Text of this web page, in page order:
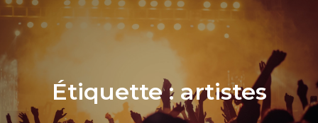
Étiquette : artistes